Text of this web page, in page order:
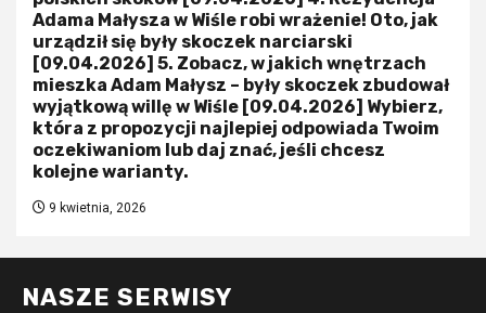
Adama Małysza w Wiśle robi wrażenie! Oto, jak
urządził się były skoczek narciarski
[09.04.2026] 5. Zobacz, w jakich wnętrzach
mieszka Adam Małysz – były skoczek zbudował
wyjątkową willę w Wiśle [09.04.2026] Wybierz,
która z propozycji najlepiej odpowiada Twoim
oczekiwaniom lub daj znać, jeśli chcesz
kolejne warianty.
9 kwietnia, 2026
NASZE SERWISY